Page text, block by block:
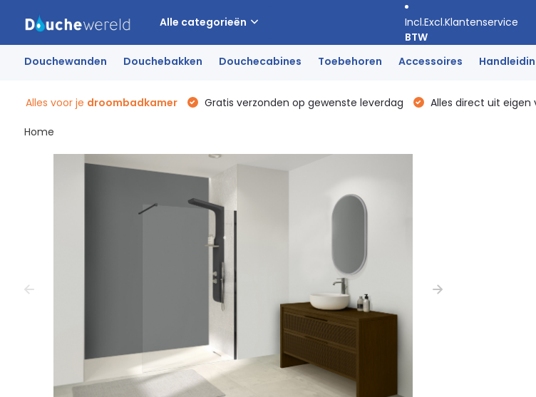
Alle categorieën Incl.Excl.
BTW
Klantenservice
Douchewanden Douchebakken Douchecabines Toebehoren Accessoires
Alles voor je droombadkamer Gratis verzonden op gewenste leverdag Alles direct uit eigen
Home